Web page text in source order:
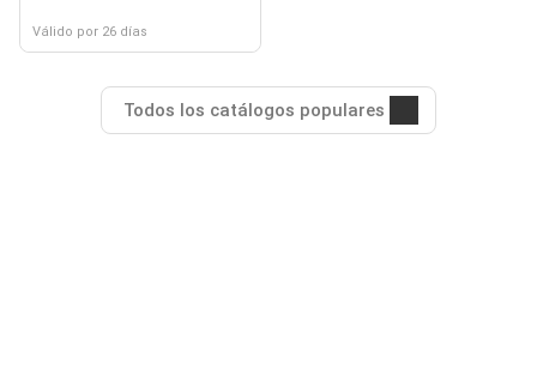
Válido por 26 días
Todos los catálogos populares